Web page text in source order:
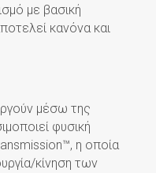
με βασική
κανόνα και
μέσω της
φυσική
η οποία
κίνηση των